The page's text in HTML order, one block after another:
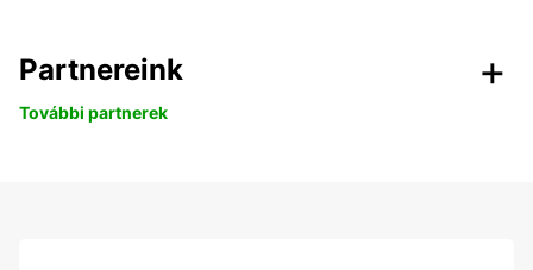
Partnereink
További partnerek